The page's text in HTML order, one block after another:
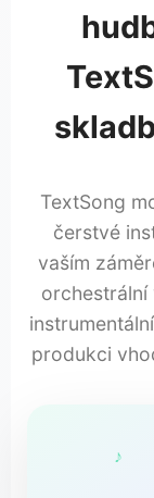
TextSong
čerstvé
vaším
produkci